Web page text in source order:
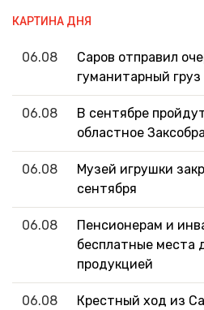
КАРТИНА ДНЯ
06.08
Саров отправил
гуманитарный
06.08
В сентябре
областное
06.08
Музей игрушки
сентября
06.08
Пенсионерам и
бесплатные места
продукцией
06.08
Крестный ход из